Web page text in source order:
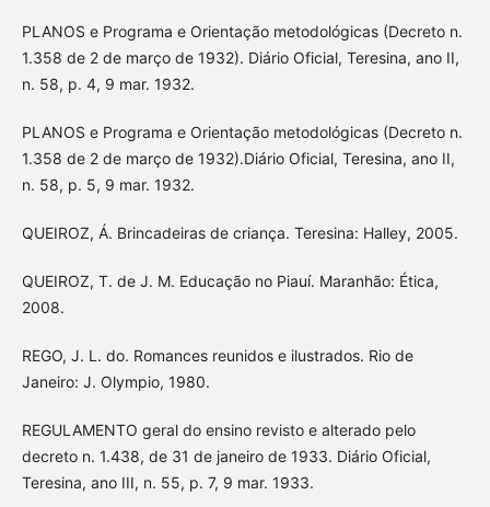
PLANOS e Programa e Orientação metodológicas (Decreto n.
1.358 de 2 de março de 1932). Diário Oficial, Teresina, ano II,
n. 58, p. 4, 9 mar. 1932.
PLANOS e Programa e Orientação metodológicas (Decreto n.
1.358 de 2 de março de 1932).Diário Oficial, Teresina, ano II,
n. 58, p. 5, 9 mar. 1932.
QUEIROZ, Á. Brincadeiras de criança. Teresina: Halley, 2005.
QUEIROZ, T. de J. M. Educação no Piauí. Maranhão: Ética,
2008.
REGO, J. L. do. Romances reunidos e ilustrados. Rio de
Janeiro: J. Olympio, 1980.
REGULAMENTO geral do ensino revisto e alterado pelo
decreto n. 1.438, de 31 de janeiro de 1933. Diário Oficial,
Teresina, ano III, n. 55, p. 7, 9 mar. 1933.